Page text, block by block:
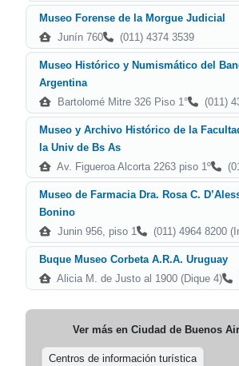
Museo Forense de la Morgue Judicial
Junín 760
(011) 4374 3539
Museo Histórico y Numismático del
Argentina
Bartolomé Mitre 326 Piso 1°
(011)
Museo y Archivo Histórico de la
la Univ de Bs As
Av. Figueroa Alcorta 2263 piso 1º
Museo de Farmacia Dra. Rosa C.
Bonino
Junin 956, piso 1
(011) 4964 8200
Buque Museo Corbeta A.R.A. Uruguay
Alicia M. de Justo al 1900 (Dique 4)
Ver más en Ciudad de Buenos
Centros de información turística